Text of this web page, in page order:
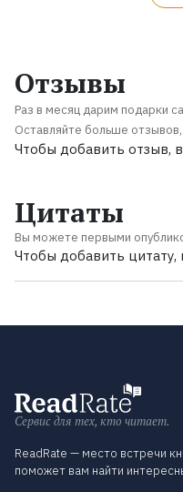
Отзывы
Раз в месяц дарим подарки
Оставляйте больше
Чтобы добавить отзыв,
Цитаты
Вы можете первыми
Чтобы добавить
Сервис для тех, кто читает.
ReadRate — место встречи
поможет вам найти